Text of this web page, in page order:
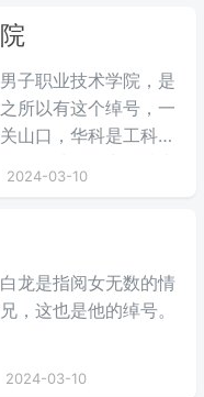
子职业技术学院，是
所以有这个绰号，一
山口，华科是工科院
玩笑地将华中科技大
以有了这个江湖绰
2024-03-10
龙是指阅女无数的情
，这也是他的绰号。
2024-03-10